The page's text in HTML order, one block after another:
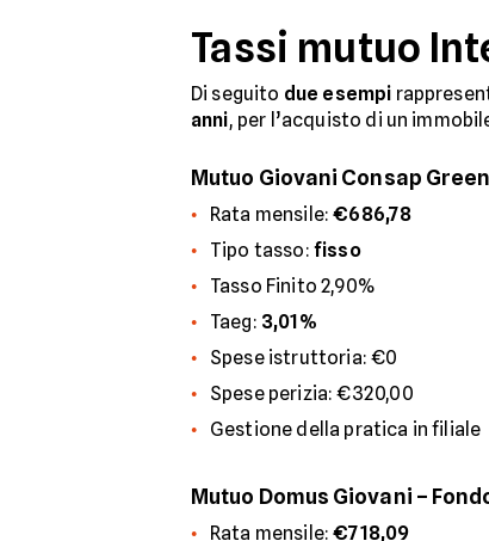
Tassi mutuo
Di seguito due esempi
anni, per l’acquisto di un
Mutuo Giovani Consap
Rata mensile:€686,78
Tipo tasso: fisso
Tasso Finito 2,90%
Taeg: 3,01%
Spese istruttoria: €0
Spese perizia: €320,00
Gestione della pratica in filiale
Mutuo Domus Giovani –
Rata mensile:€718,09